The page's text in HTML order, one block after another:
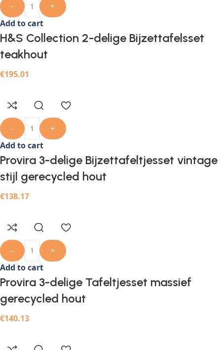
-
+
Add to cart
H&S Collection 2-delige Bijzettafelsset
teakhout
€195.01
-
+
Add to cart
Provira 3-delige Bijzettafeltjesset vintage
stijl gerecycled hout
€138.17
-
+
Add to cart
Provira 3-delige Tafeltjesset massief
gerecycled hout
€140.13